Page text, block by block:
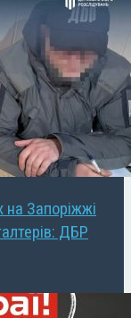
на Запоріжжі
ДБР